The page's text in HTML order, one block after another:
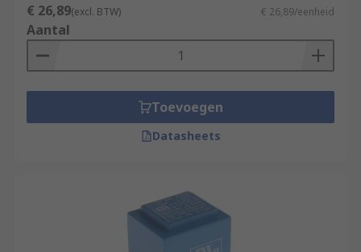
€ 26,89(excl. BTW) € 26,89/eenheid
Aantal
Toevoegen
Datasheets